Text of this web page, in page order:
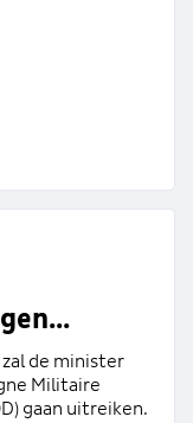
de minister
Militaire
gaan uitreiken.